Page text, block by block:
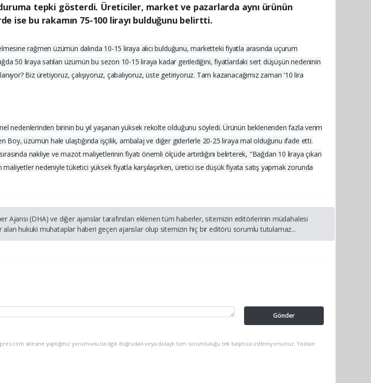
tepki gösterdi. Üreticiler, market ve pazarlarda aynı ürünün
ise bu rakamın 75-100 lirayı bulduğunu belirtti.
rağmen üzümün dalında 10-15 liraya alıcı bulduğunu, marketteki fiyatla arasında uçurum
50 liraya satılan üzümün bu sezon 10-15 liraya kadar gerilediğini, fiyatlardaki sert düşüşün nedeninin
Biz üretiyoruz, çalışıyoruz, çabalıyoruz, üste getiriyoruz. Tam kazanacağımız zaman '10 lira
nedenlerinden birinin bu yıl yaşanan yüksek rekolte olduğunu söyledi. Ürünün beklenenden fazla verim
Boy, üzümün hale ulaştığında işçilik, ambalaj ve diğer giderlerle 20-25 liraya mal olduğunu ifade etti.
nakliye ve mazot maliyetlerinin fiyatı önemli ölçüde artırdığını belirterek, "Bağdan 10 liraya çıkan
nedeniyle tüketici yüksek fiyatla karşılaşırken, üretici ise düşük fiyata satış yapmak zorunda
Ajansı (DHA) ve diğer ajanslar tarafından eklenen tüm haberler, sitemizin editörlerinin müdahalesi
hukuki muhataplar haberi geçen ajanslar olup sitemizin hiç bir editörü sorumlu tutulamaz...
Gönder
sitesine yaptığınız yorumunuzla ilgili doğrudan veya dolaylı tüm sorumluluğu tek başınıza üstleniyorsunuz. Yazılan